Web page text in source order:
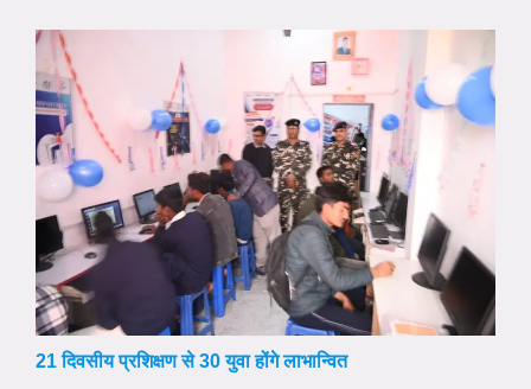
21 दिवसीय प्रशिक्षण से 30 युवा होंगे लाभान्वित